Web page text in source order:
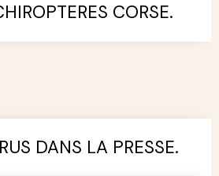
CORSE.
DANS LA PRESSE.